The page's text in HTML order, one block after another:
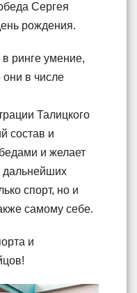
Сергея
рождения.
в ринге умение,
они в числе
Талицкого
состав и
и желает
дальнейших
спорт, но и
самому себе.
и